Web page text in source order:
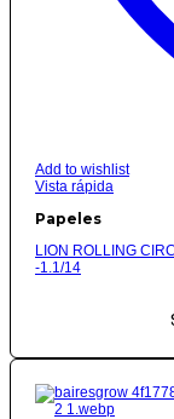
Add to wishlist
Vista rápida
Papeles
LION ROLLING
-1.1/14